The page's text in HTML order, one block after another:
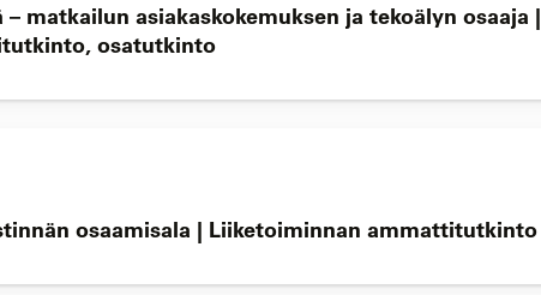
matkailun asiakaskokemuksen ja tekoälyn osaaja |
osatutkinto
osaamisala | Liiketoiminnan ammattitutkinto